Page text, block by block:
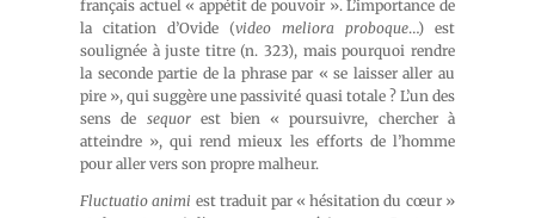
français actuel « appétit de pouvoir ». L’importance de
la citation d’Ovide (video meliora proboque…) est
soulignée à juste titre (n. 323), mais pourquoi rendre
la seconde partie de la phrase par « se laisser aller au
pire », qui suggère une passivité quasi totale ? L’un des
sens de sequorest bien « poursuivre, chercher à
atteindre », qui rend mieux les efforts de l’homme
pour aller vers son propre malheur.
Fluctuatio animi est traduit par « hésitation du cœur »